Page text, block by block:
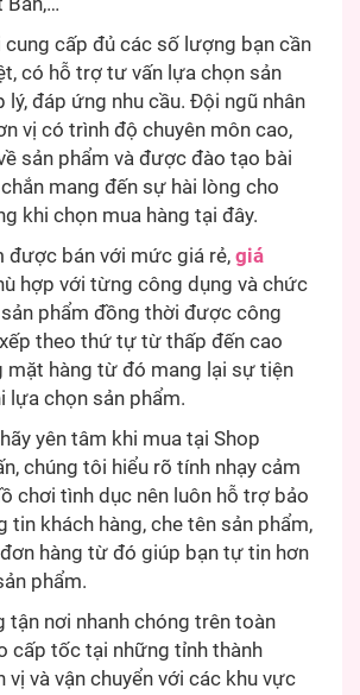
Bản,…
cung cấp đủ các số lượng bạn cần
có hỗ trợ tư vấn lựa chọn sản
lý, đáp ứng nhu cầu. Đội ngũ nhân
vị có trình độ chuyên môn cao,
sản phẩm và được đào tạo bài
mang đến sự hài lòng cho
khi chọn mua hàng tại đây.
được bán với mức giá rẻ, giá
hợp với từng công dụng và chức
phẩm đồng thời được công
theo thứ tự từ thấp đến cao
mặt hàng từ đó mang lại sự tiện
lựa chọn sản phẩm.
yên tâm khi mua tại Shop
chúng tôi hiểu rõ tính nhạy cảm
chơi tình dục nên luôn hỗ trợ bảo
tin khách hàng, che tên sản phẩm,
hàng từ đó giúp bạn tự tin hơn
phẩm.
tận nơi nhanh chóng trên toàn
cấp tốc tại những tỉnh thành
vị và vận chuyển với các khu vực